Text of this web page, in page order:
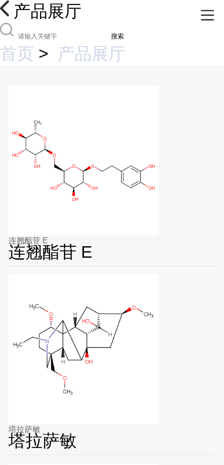
产品展厅
搜索
首页 > 产品展厅
连翘酯苷 E
连翘酯苷 E
塔拉萨敏
塔拉萨敏